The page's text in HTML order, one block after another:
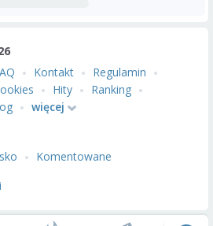
Kontakt
Regulamin
Hity
Ranking
więcej
Komentowane